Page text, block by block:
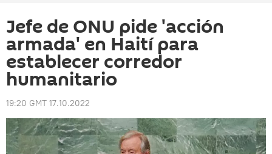
Jefe de ONU pide 'acción
armada' en Haití para
establecer corredor
humanitario
19:20 GMT 17.10.2022